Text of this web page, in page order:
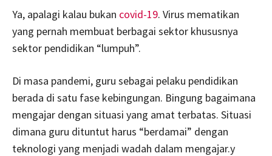
Ya, apalagi kalau bukan covid-19. Virus mematikan
yang pernah membuat berbagai sektor khususnya
sektor pendidikan “lumpuh”.
Di masa pandemi, guru sebagai pelaku pendidikan
berada di satu fase kebingungan. Bingung bagaimana
mengajar dengan situasi yang amat terbatas. Situasi
dimana guru dituntut harus “berdamai” dengan
teknologi yang menjadi wadah dalam mengajar.y